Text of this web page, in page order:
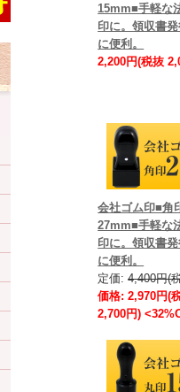
15mm■手軽な
印に。領収書
に便利。
2,200円(税抜
会社ゴム印■角
27mm■手軽な
印に。領収書
に便利。
定価:4,400円(
価格: 2,970円(
2,700円)